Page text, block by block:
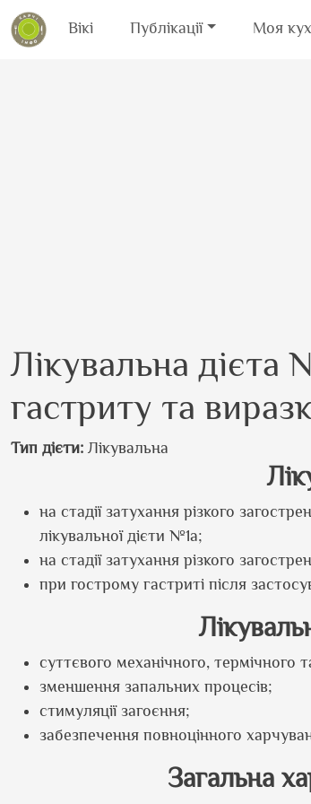
Вікі Публікації Моя
Лікувальна дієта
гастриту та
Тип дієти Лікувальна
на стадії затухання різкого
лікувальної дієти №1а;
на стадії затухання різкого
при гострому гастриті після
суттєвого механічного, термічного
зменшення запальних процесів;
стимуляції загоєння;
забезпечення повноцінного
Загальна